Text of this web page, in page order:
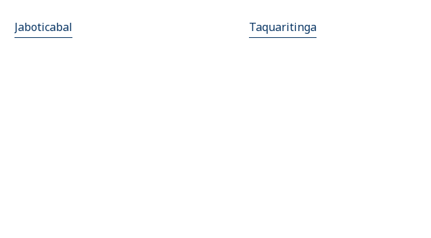
Jaboticabal Taquaritinga